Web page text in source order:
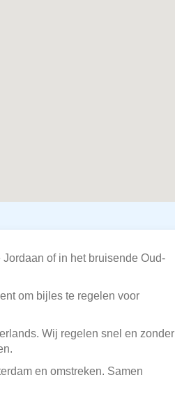
of in het bruisende Oud-
om bijles te regelen voor
Wij regelen snel en zonder
en omstreken. Samen